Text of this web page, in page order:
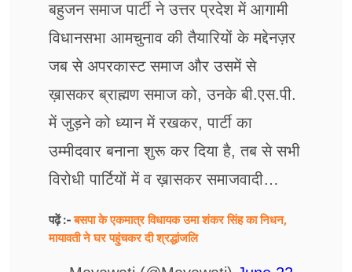
बहुजन समाज पार्टी ने उत्तर प्रदेश में आगामी
विधानसभा आमचुनाव की तैयारियों के मद्देनज़र
जब से अपरकास्ट समाज और उसमें से
ख़ासकर ब्राह्मण समाज को, उनके बी.एस.पी.
में जुड़ने को ध्यान में रखकर, पार्टी का
उम्मीदवार बनाना शुरू कर दिया है, तब से सभी
विरोधी पार्टियों में व ख़ासकर समाजवादी…
पढ़ें :-बसपा के एकमात्र विधायक उमा शंकर सिंह का निधन,
मायावती ने घर पहुंचकर दी श्रद्धांजलि